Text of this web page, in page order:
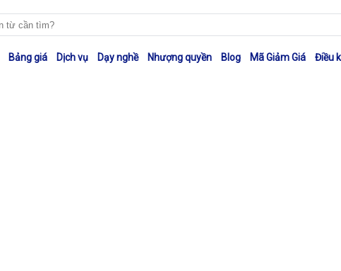
Bảng giá Dịch vụ Dạy nghề Nhượng quyền Blog Mã Giảm Giá Điều